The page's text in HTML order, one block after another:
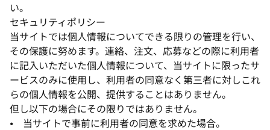
い。
セキュリティポリシー
当サイトでは個人情報についてできる限りの管理を行い、
その保護に努めます。連絡、注文、応募などの際に利用者
に記入いただいた個人情報について、当サイトに限ったサ
ービスのみに使用し、利用者の同意なく第三者に対しこれ
らの個人情報を公開、提供することはありません。
但し以下の場合にその限りではありません。
⦁ 当サイトで事前に利用者の同意を求めた場合。